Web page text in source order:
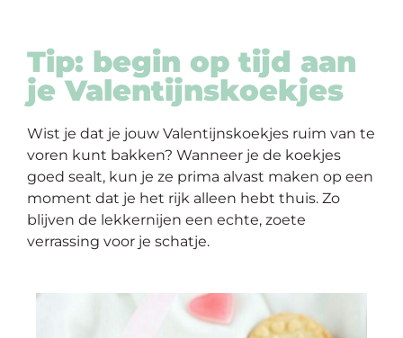
Tip: begin op tijd aan
je Valentijnskoekjes
Wist je dat je jouw Valentijnskoekjes ruim van te
voren kunt bakken? Wanneer je de koekjes
goed sealt, kun je ze prima alvast maken op een
moment dat je het rijk alleen hebt thuis. Zo
blijven de lekkernijen een echte, zoete
verrassing voor je schatje.